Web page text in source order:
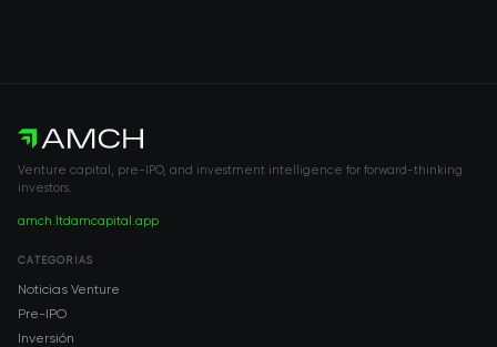
Venture capital, pre-IPO, and investment intelligence for forward-thinking
investors.
amch.ltdamcapital.app
CATEGORÍAS
Noticias Venture
Pre-IPO
Inversión